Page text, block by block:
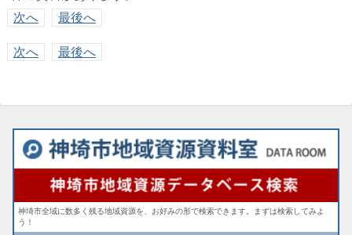
次へ
最後へ
次へ 最後へ
神埼市全域に数多く残る地域資源を、お好みの形で検索できます。まずは検索してみよ
う！